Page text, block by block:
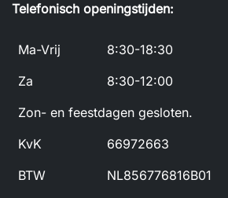
Telefonisch openingstijden:
Ma-Vrij
8:30-18:30
Za
8:30-12:00
Zon- en feestdagen gesloten.
KvK
66972663
BTW
NL856776816B01